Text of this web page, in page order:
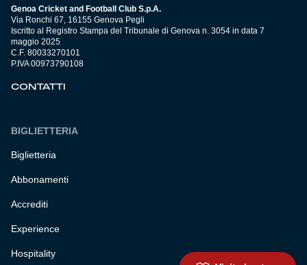
Genoa Cricket and Football Club S.p.A.
Via Ronchi 67, 16155 Genova Pegli
Iscritto al Registro Stampa del Tribunale di Genova n. 3054 in data 7
maggio 2025
C.F. 80033270101
P.IVA 00973790108
CONTATTI
BIGLIETTERIA
Biglietteria
Abbonamenti
Accrediti
Experience
Hospitality